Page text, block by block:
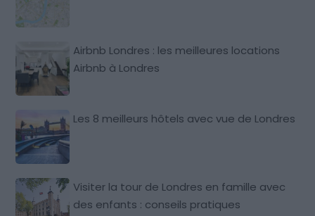
Airbnb Londres : les meilleures locations
Airbnb à Londres
Les 8 meilleurs hôtels avec vue de Londres
Visiter la tour de Londres en famille avec
des enfants : conseils pratiques